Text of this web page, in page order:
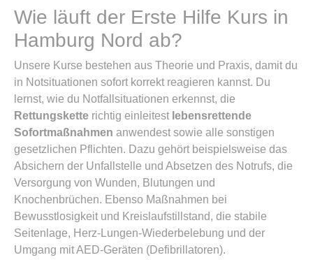
Wie läuft der Erste Hilfe Kurs in
Hamburg Nord ab?
Unsere Kurse bestehen aus Theorie und Praxis, damit du
in Notsituationen sofort korrekt reagieren kannst. Du
lernst, wie du Notfallsituationen erkennst, die
Rettungskette richtig einleitest lebensrettende
Sofortmaßnahmen anwendest sowie alle sonstigen
gesetzlichen Pflichten. Dazu gehört beispielsweise das
Absichern der Unfallstelle und Absetzen des Notrufs, die
Versorgung von Wunden, Blutungen und
Knochenbrüchen. Ebenso Maßnahmen bei
Bewusstlosigkeit und Kreislaufstillstand, die stabile
Seitenlage, Herz-Lungen-Wiederbelebung und der
Umgang mit AED-Geräten (Defibrillatoren).